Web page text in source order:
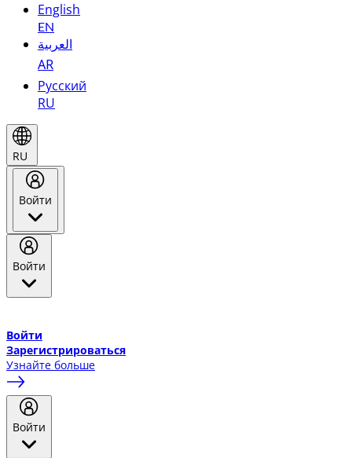
English
EN
العربية
AR
Русский
RU
RU
Войти
Войти
Войти
Зарегистрироваться
Узнайте больше
Войти